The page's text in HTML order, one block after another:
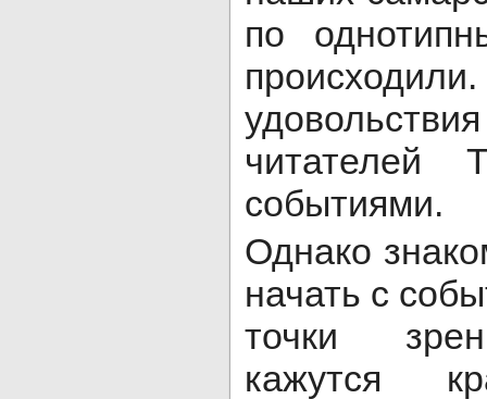
по
читателей
событиями.
Однако
начать с
точки
кажутся